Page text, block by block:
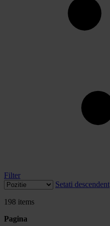
Filter
Setati descendent
198 items
Pagina